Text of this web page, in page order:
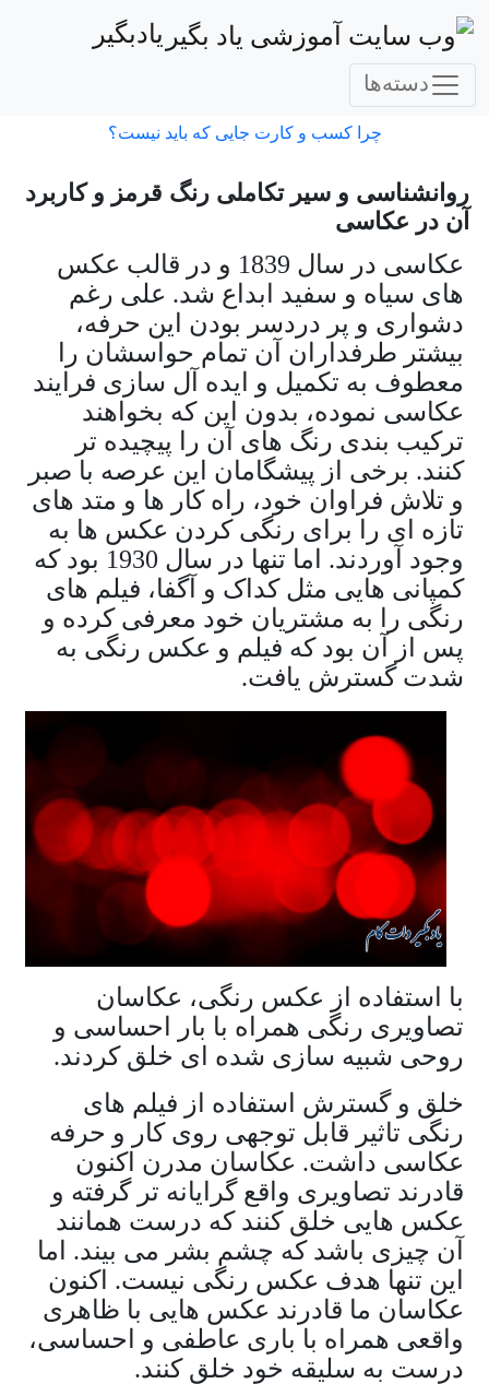
یادبگیر
دسته‌ها
چرا کسب و کارت جایی که باید نیست؟
روانشناسی و سیر تکاملی رنگ قرمز و کاربرد
آن در عکاسی
عکاسی در سال 1839 و در قالب عکس
های سیاه و سفید ابداع شد. علی رغم
دشواری و پر دردسر بودن این حرفه،
بیشتر طرفداران آن تمام حواسشان را
معطوف به تکمیل و ایده آل سازی فرایند
عکاسی نموده، بدون این که بخواهند
ترکیب بندی رنگ های آن را پیچیده تر
کنند. برخی از پیشگامان این عرصه با صبر
و تلاش فراوان خود، راه کار ها و متد های
تازه ای را برای رنگی کردن عکس ها به
وجود آوردند. اما تنها در سال 1930 بود که
کمپانی هایی مثل کداک و آگفا، فیلم های
رنگی را به مشتریان خود معرفی کرده و
پس از آن بود که فیلم و عکس رنگی به
شدت گسترش یافت.
با استفاده از عکس رنگی، عکاسان
تصاویری رنگی همراه با بار احساسی و
روحی شبیه سازی شده ای خلق کردند.
خلق و گسترش استفاده از فیلم های
رنگی تاثیر قابل توجهی روی کار و حرفه
عکاسی داشت. عکاسان مدرن اکنون
قادرند تصاویری واقع گرایانه تر گرفته و
عکس هایی خلق کنند که درست همانند
آن چیزی باشد که چشم بشر می بیند. اما
این تنها هدف عکس رنگی نیست. اکنون
عکاسان ما قادرند عکس هایی با ظاهری
واقعی همراه با باری عاطفی و احساسی،
درست به سلیقه خود خلق کنند.